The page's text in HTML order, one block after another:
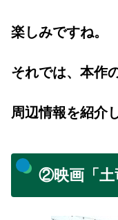
楽しみですね。
それでは、本作
周辺情報を紹介
②映画「土